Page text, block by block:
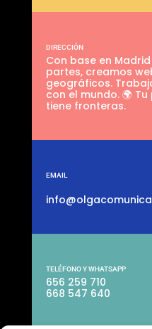
DIRECCIÓN
Con base en
partes, creamos
geográficos.
con el mundo. 🌍
tiene fronteras.
EMAIL
TELÉFONO Y WHATSAPP
656 259 710
668 547 640